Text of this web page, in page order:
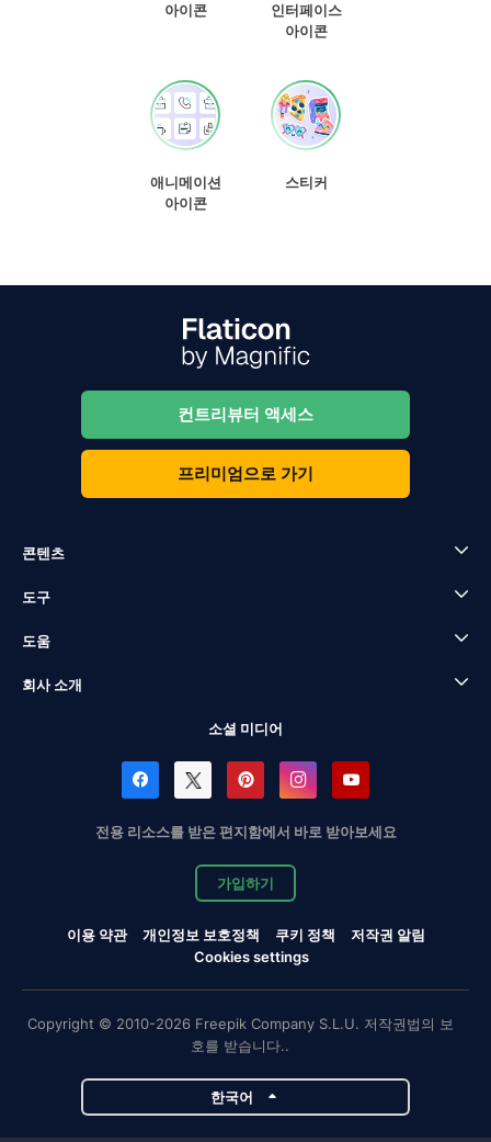
아이콘
인터페이스
아이콘
애니메이션
아이콘
스티커
컨트리뷰터 액세스
프리미엄으로 가기
콘텐츠
도구
도움
회사 소개
소셜 미디어
전용 리소스를 받은 편지함에서 바로 받아보세요
가입하기
이용 약관 개인정보 보호정책 쿠키 정책
저작권 알림
Cookies settings
Copyright © 2010-2026 Freepik Company S.L.U. 저작권법의 보
호를 받습니다..
한국어